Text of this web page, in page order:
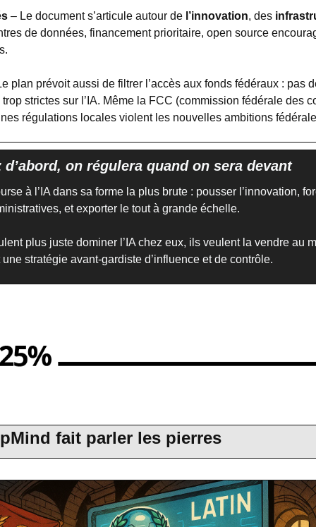
– Le document s’articule autour de l’innovation, des
de données, financement prioritaire, open source
plan prévoit aussi de filtrer l’accès aux fonds fédéraux : pas
strictes sur l’IA. Même la FCC (commission fédérale des
régulations locales violent les nouvelles ambitions
d’abord, on régulera quand on sera devant
à l’IA dans sa forme la plus brute : pousser l’innovation,
et exporter le tout à grande échelle.
plus juste dominer l’IA chez eux, ils veulent la vendre au
une stratégie avant-gardiste d’influence et de contrôle.
fait parler les pierres